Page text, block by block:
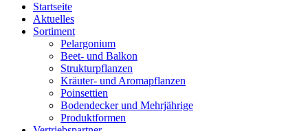
Startseite
Aktuelles
Sortiment
Pelargonium
Beet- und Balkon
Strukturpflanzen
Kräuter- und Aromapflanzen
Poinsettien
Bodendecker und Mehrjährige
Produktformen